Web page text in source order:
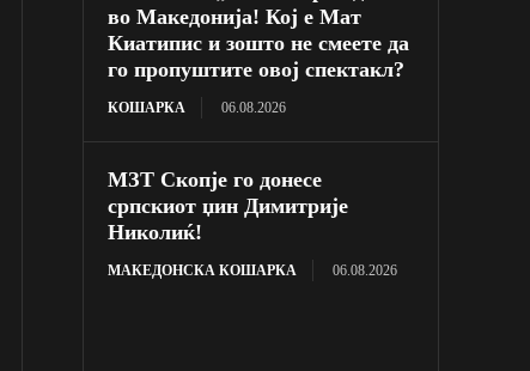
во Македонија! Кој е Мат
Киатипис и зошто не смеете да
го пропуштите овој спектакл?
КОШАРКА 06.08.2026
МЗТ Скопје го донесе
српскиот џин Димитрије
Николиќ!
МАКЕДОНСКА КОШАРКА 06.08.2026